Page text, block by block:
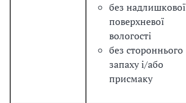
без надлишкової
поверхневої
вологості
без стороннього
запаху і/або
присмаку